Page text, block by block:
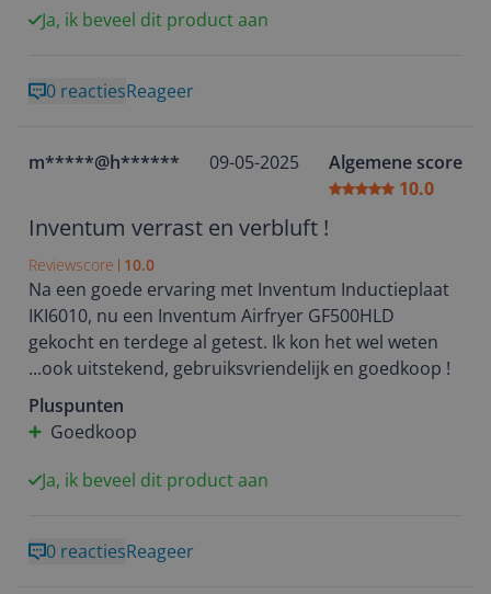
voor de vele pluspunten 👍🤭 11/10 score (mede
Ja, ik beveel dit product aan
0 reactiesReageer
m*****@h****** 09-05-2025
Algemene score
10.0
Inventum verrast en verbluft !
Reviewscore 10.0
Na een goede ervaring met Inventum Inductieplaat
IKI6010, nu een Inventum Airfryer GF500HLD
gekocht en terdege al getest. Ik kon het wel weten
...ook uitstekend, gebruiksvriendelijk en goedkoop !
Pluspunten
Goedkoop
Ja, ik beveel dit product aan
0 reactiesReageer